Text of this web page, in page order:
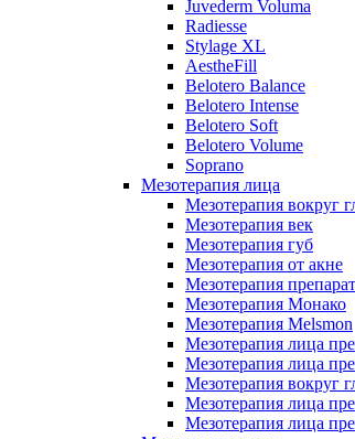
Juvederm Voluma
Radiesse
Stylage XL
AestheFill
Belotero Balance
Belotero Intense
Belotero Soft
Belotero Volume
Soprano
Мезотерапия лица
Мезотерапия вокруг
Мезотерапия век
Мезотерапия губ
Мезотерапия от акне
Мезотерапия
Мезотерапия Монако
Мезотерапия Melsmon
Мезотерапия лица
Мезотерапия лица
Мезотерапия вокруг
Мезотерапия лица
Мезотерапия лица